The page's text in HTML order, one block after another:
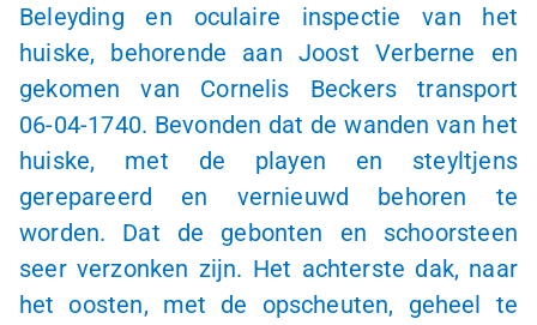
Beleyding en oculaire inspectie van het
huiske, behorende aan Joost Verberne en
gekomen van Cornelis Beckers transport
06-04-1740. Bevonden dat de wanden van het
huiske, met de playen en steyltjens
gerepareerd en vernieuwd behoren te
worden. Dat de gebonten en schoorsteen
seer verzonken zijn. Het achterste dak, naar
het oosten, met de opscheuten, geheel te